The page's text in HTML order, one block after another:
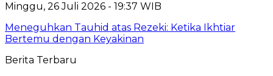
Minggu, 26 Juli 2026 - 19:37 WIB
Meneguhkan Tauhid atas Rezeki: Ketika Ikhtiar
Bertemu dengan Keyakinan
Berita Terbaru